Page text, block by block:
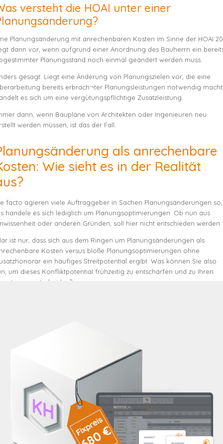
versteht die HOAI unter einer
Planungsänderung mit anrechenbaren Kosten im Sinne der HOAI
dann vor, wenn aufgrund einer Anordnung des Bauherrn ein
Planungsstand noch einmal geändert werden muss.
gesagt: Liegt eine Änderung von Planungszielen vor, die eine
bereits erbrach¬ter Planungsleistungen notwendig
es sich um eine vergütungspflichtige Zusatzleistung.
dann, wenn Baupläne von Architekten oder Ingenieuren neu
werden müssen, ist das der Fall.
als anrechenbare
Wie sieht es in der Realität
facto agieren viele Auftraggeber in Sachen Planungsänderungen so,
handele es sich lediglich um Planungsoptimierungen. Ob nun aus
oder anderen Gründen, soll hier nicht entschieden werden.
ist nur, dass sich aus dem Ringen um Planungsänderungen als
Kosten versus bloße Planungsoptimierungen ohne
ein häufiges Streitpotential ergibt. Was können Sie also
um dieses Konfliktpotential frühzeitig zu entschärfen und zu Ihren
zu entscheiden?